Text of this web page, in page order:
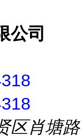
公司
区肖塘路